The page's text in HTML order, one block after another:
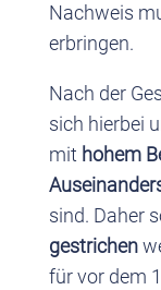
Nachweis
erbringen.
Nach der
sich hierbei
mit hohem
sind. Daher
gestrichen
für vor dem